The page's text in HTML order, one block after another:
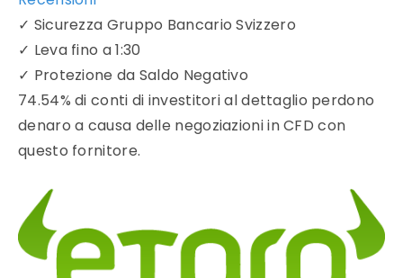
✓ Sicurezza Gruppo Bancario Svizzero
✓ Leva fino a 1:30
✓ Protezione da Saldo Negativo
74.54% di conti di investitori al dettaglio perdono
denaro a causa delle negoziazioni in CFD con
questo fornitore.